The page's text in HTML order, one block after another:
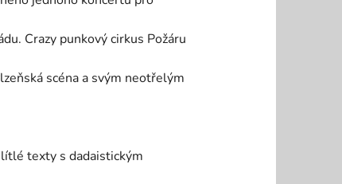
Crazy punkový cirkus Požáru
scéna a svým neotřelým
texty s dadaistickým